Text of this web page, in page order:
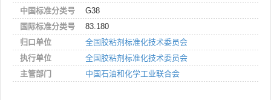
中国标准分类号
G38
国际标准分类号
83.180
归口单位
全国胶粘剂标准化技术委员会
执行单位
全国胶粘剂标准化技术委员会
主管部门
中国石油和化学工业联合会